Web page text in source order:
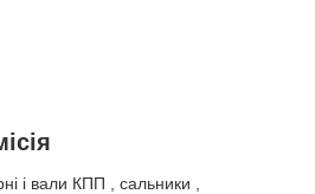
і вали КПП , сальники ,